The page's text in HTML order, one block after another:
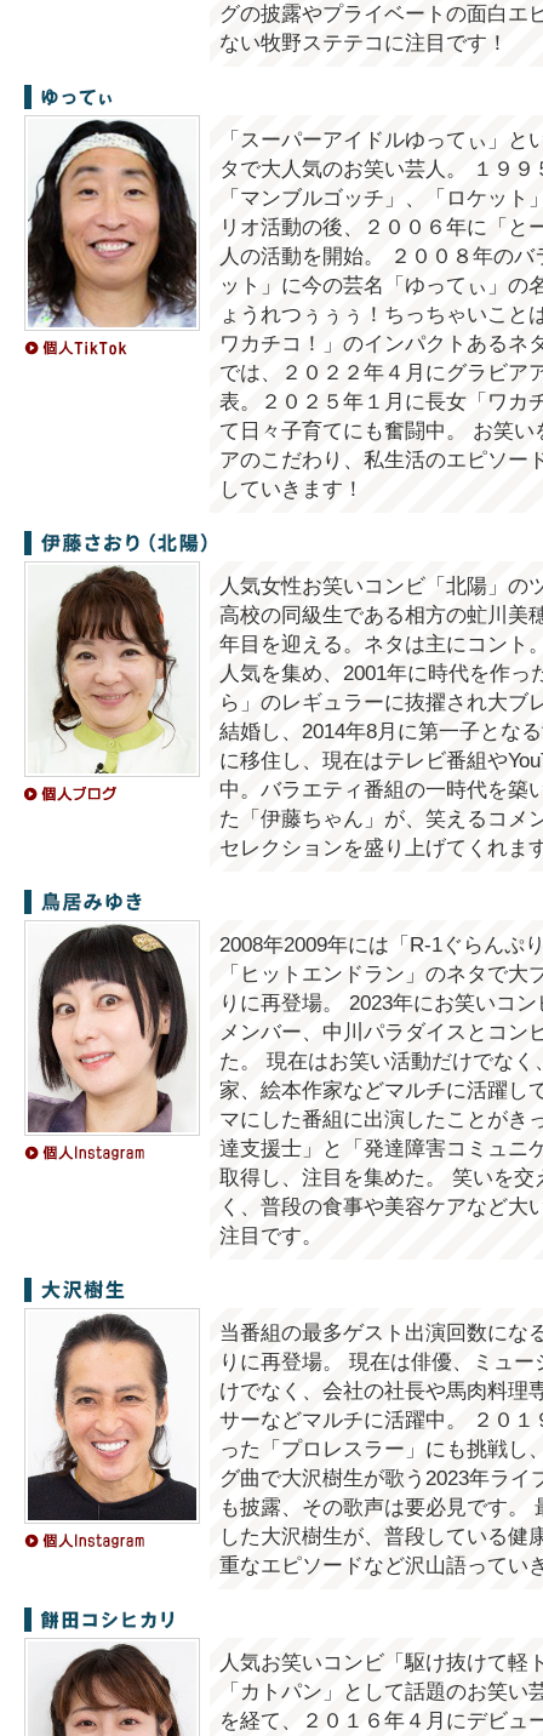
グの披露やプライベートの面白エ
ない牧野ステテコに注目です！
ゆってぃ
「スーパーアイドルゆってぃ」
タで大人気のお笑い芸人。 １９
「マンブルゴッチ」、「ロケッ
リオ活動の後、２００６年に「と
人の活動を開始。 ２００８年の
ット」に今の芸名「ゆってぃ」の
ょうれつぅぅぅ！ちっちゃいこと
ワカチコ！」のインパクトあるネ
では、２０２２年４月にグラビア
表。２０２５年１月に長女「ワカ
て日々子育てにも奮闘中。 お笑
アのこだわり、私生活のエピソー
していきます！
伊藤さおり（北陽）
人気女性お笑いコンビ「北陽」の
高校の同級生である相方の虻川美
年目を迎える。ネタは主にコント
人気を集め、2001年に時代を作
ら」のレギュラーに抜擢され大ブ
結婚し、2014年8月に第一子とな
に移住し、現在はテレビ番組や
中。バラエティ番組の一時代を築
た「伊藤ちゃん」が、笑えるコメ
セレクションを盛り上げてくれま
鳥居みゆき
2008年2009年には「R-1ぐらんぷ
「ヒットエンドラン」のネタで
りに再登場。 2023年にお笑いコ
メンバー、中川パラダイスとコン
た。 現在はお笑い活動だけでな
家、絵本作家などマルチに活躍し
マにした番組に出演したことがき
達支援士」と「発達障害コミュニ
取得し、注目を集めた。 笑いを
く、普段の食事や美容ケアなど大
注目です。
大沢樹生
当番組の最多ゲスト出演回数にな
りに再登場。 現在は俳優、ミュ
けでなく、会社の社長や馬肉料理
サーなどマルチに活躍中。 ２０
った「プロレスラー」にも挑戦し
グ曲で大沢樹生が歌う2023年ラ
も披露、その歌声は要必見です。
した大沢樹生が、普段している健
重なエピソードなど沢山語ってい
餅田コシヒカリ
人気お笑いコンビ「駆け抜けて軽
「カトパン」として話題のお笑
を経て、２０１６年４月にデビュ